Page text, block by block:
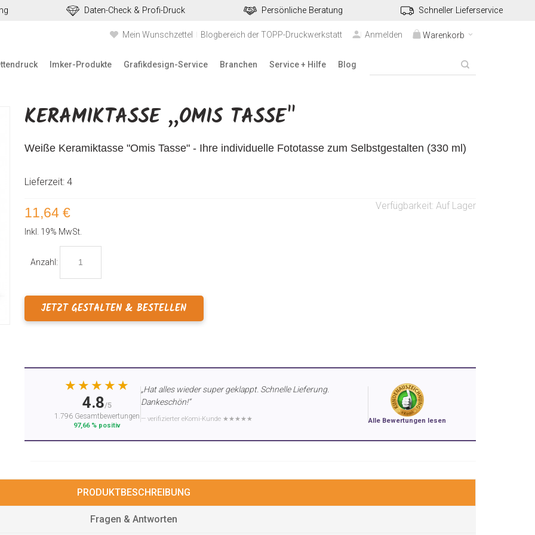
Daten-Check & Profi-Druck Persönliche Beratung Schneller Lieferservice
Warenkorb
Mein Wunschzettel Blogbereich der TOPP-Druckwerkstatt Anmelden
Imker-Produkte Grafikdesign-Service Branchen Service + Hilfe Blog
KERAMIKTASSE „OMIS TASSE"
Weiße Keramiktasse "Omis Tasse" - Ihre individuelle Fototasse zum Selbstgestalten (330 ml)
Lieferzeit: 4
Verfügbarkeit: Auf Lager
11,64 €
Inkl. 19% MwSt.
Anzahl:
JETZT GESTALTEN & BESTELLEN
★★★★★
4.8/5
1.796 Gesamtbewertungen
97,66 % positiv
„Hat alles wieder super geklappt. Schnelle Lieferung.
Dankeschön!“
— verifizierter eKomi-Kunde ★★★★★ Alle Bewertungen lesen
PRODUKTBESCHREIBUNG
Fragen & Antworten